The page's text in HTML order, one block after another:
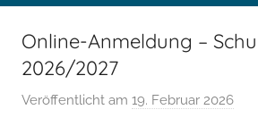
Quakenbrück
Online-Anmeldung –
2026/2027
Veröffentlicht am 19. Februar 2026